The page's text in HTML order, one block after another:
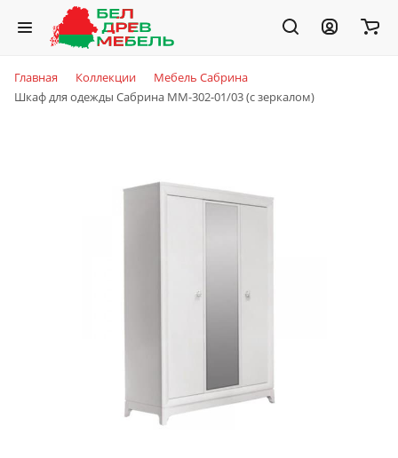
Главная Коллекции
Мебель Сабрина
Шкаф для одежды Сабрина ММ-302-01/03 (с зеркалом)